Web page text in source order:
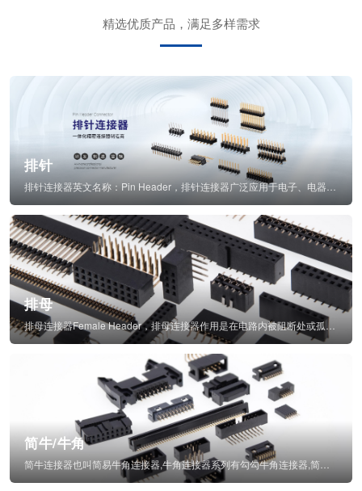
精选优质产品，满足多样需求
排针
排母
排母连接器Female Header，排母连接器作用是在电路内被阻断处或孤立不通...
简牛/牛角